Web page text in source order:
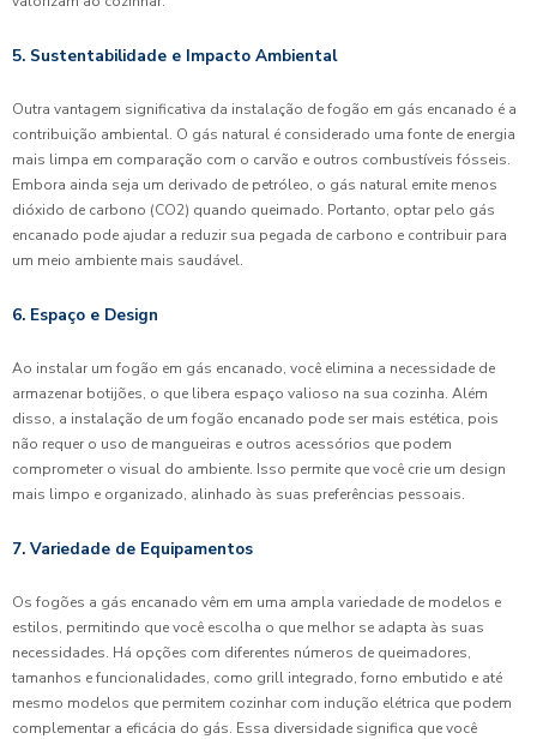
5. Sustentabilidade e Impacto Ambiental
Outra vantagem significativa da instalação de fogão em gás encanado é a
contribuição ambiental. O gás natural é considerado uma fonte de energia
mais limpa em comparação com o carvão e outros combustíveis fósseis.
Embora ainda seja um derivado de petróleo, o gás natural emite menos
dióxido de carbono (CO2) quando queimado. Portanto, optar pelo gás
encanado pode ajudar a reduzir sua pegada de carbono e contribuir para
um meio ambiente mais saudável.
6. Espaço e Design
Ao instalar um fogão em gás encanado, você elimina a necessidade de
armazenar botijões, o que libera espaço valioso na sua cozinha. Além
disso, a instalação de um fogão encanado pode ser mais estética, pois
não requer o uso de mangueiras e outros acessórios que podem
comprometer o visual do ambiente. Isso permite que você crie um design
mais limpo e organizado, alinhado às suas preferências pessoais.
7. Variedade de Equipamentos
Os fogões a gás encanado vêm em uma ampla variedade de modelos e
estilos, permitindo que você escolha o que melhor se adapta às suas
necessidades. Há opções com diferentes números de queimadores,
tamanhos e funcionalidades, como grill integrado, forno embutido e até
mesmo modelos que permitem cozinhar com indução elétrica que podem
complementar a eficácia do gás. Essa diversidade significa que você